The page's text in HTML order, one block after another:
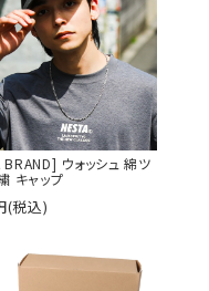
する
ウォッシュ 綿ツ
キャップ
(税込)